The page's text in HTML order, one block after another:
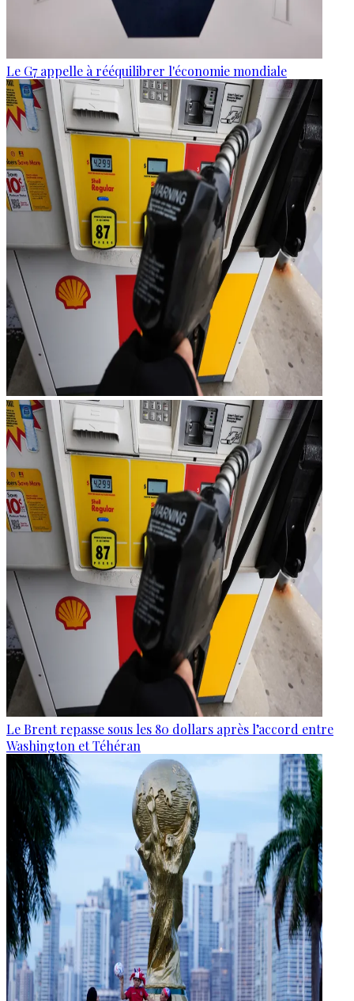
Le G7 appelle à rééquilibrer l'économie mondiale
Le Brent repasse sous les 80 dollars après l’accord entre
Washington et Téhéran